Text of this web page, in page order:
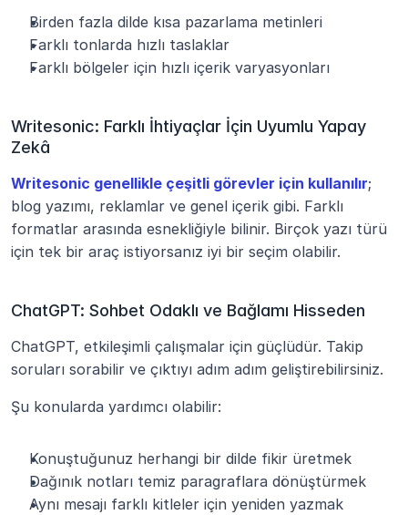
Birden fazla dilde kısa pazarlama metinleri
Farklı tonlarda hızlı taslaklar
Farklı bölgeler için hızlı içerik varyasyonları
Writesonic: Farklı İhtiyaçlar İçin Uyumlu Yapay
Zekâ
Writesonic genellikle çeşitli görevler için kullanılır;
blog yazımı, reklamlar ve genel içerik gibi. Farklı
formatlar arasında esnekliğiyle bilinir. Birçok yazı türü
için tek bir araç istiyorsanız iyi bir seçim olabilir.
ChatGPT: Sohbet Odaklı ve Bağlamı Hisseden
ChatGPT, etkileşimli çalışmalar için güçlüdür. Takip
soruları sorabilir ve çıktıyı adım adım geliştirebilirsiniz.
Şu konularda yardımcı olabilir:
Konuştuğunuz herhangi bir dilde fikir üretmek
Dağınık notları temiz paragraflara dönüştürmek
Aynı mesajı farklı kitleler için yeniden yazmak